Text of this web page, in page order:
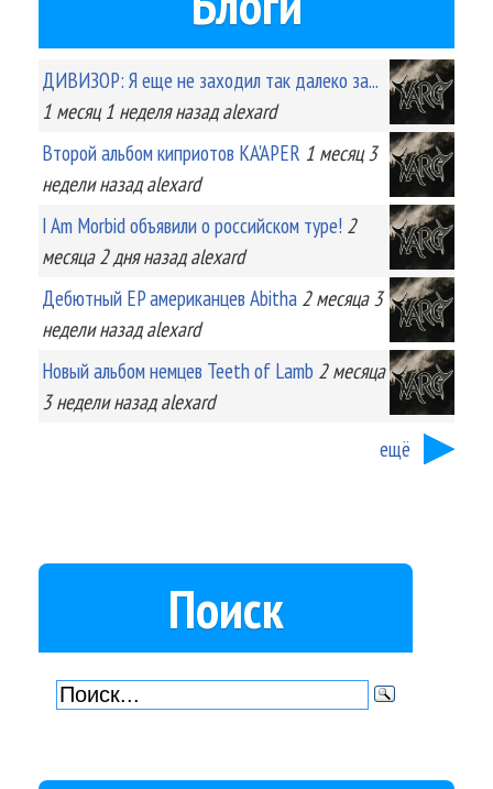
ДИВИЗОР: Я еще не заходил так далеко за...
1 месяц 1 неделяназад alexard
Второй альбом киприотов KA'APER 1 месяц 3
неделиназад alexard
I Am Morbid объявили о российском туре! 2
месяца 2 дняназад alexard
Дебютный EP американцев Abitha 2 месяца 3
неделиназад alexard
Новый альбом немцев Teeth of Lamb 2 месяца
3 неделиназад alexard
ещё
Поиск